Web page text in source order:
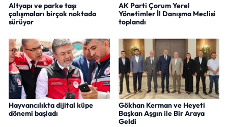
Altyapı ve parke taşı
çalışmaları birçok noktada
sürüyor
AK Parti Çorum Yerel
Yönetimler İl Danışma Meclisi
toplandı
Hayvancılıkta dijital küpe
dönemi başladı
Gökhan Kerman ve Heyeti
Başkan Aşgın ile Bir Araya
Geldi